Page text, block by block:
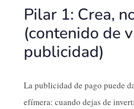
Pilar 1: Crea,
(contenido de
publicidad)
La publicidad de pago puede
efímera: cuando dejas de